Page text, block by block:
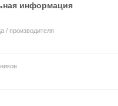
информация
/ производителя